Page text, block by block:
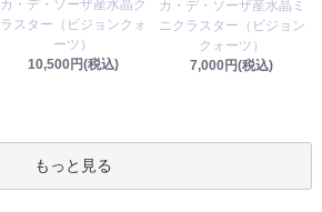
カ・デ・ソーザ産水晶ク
ラスター（ビジョンクォ
ーツ）
10,500円(税込)
カ・デ・ソーザ産水晶ミ
ニクラスター（ビジョン
クォーツ）
7,000円(税込)
もっと見る